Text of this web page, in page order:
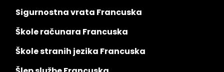
Sigurnostna vrata Francuska
Škole računara Francuska
Škole stranih jezika Francuska